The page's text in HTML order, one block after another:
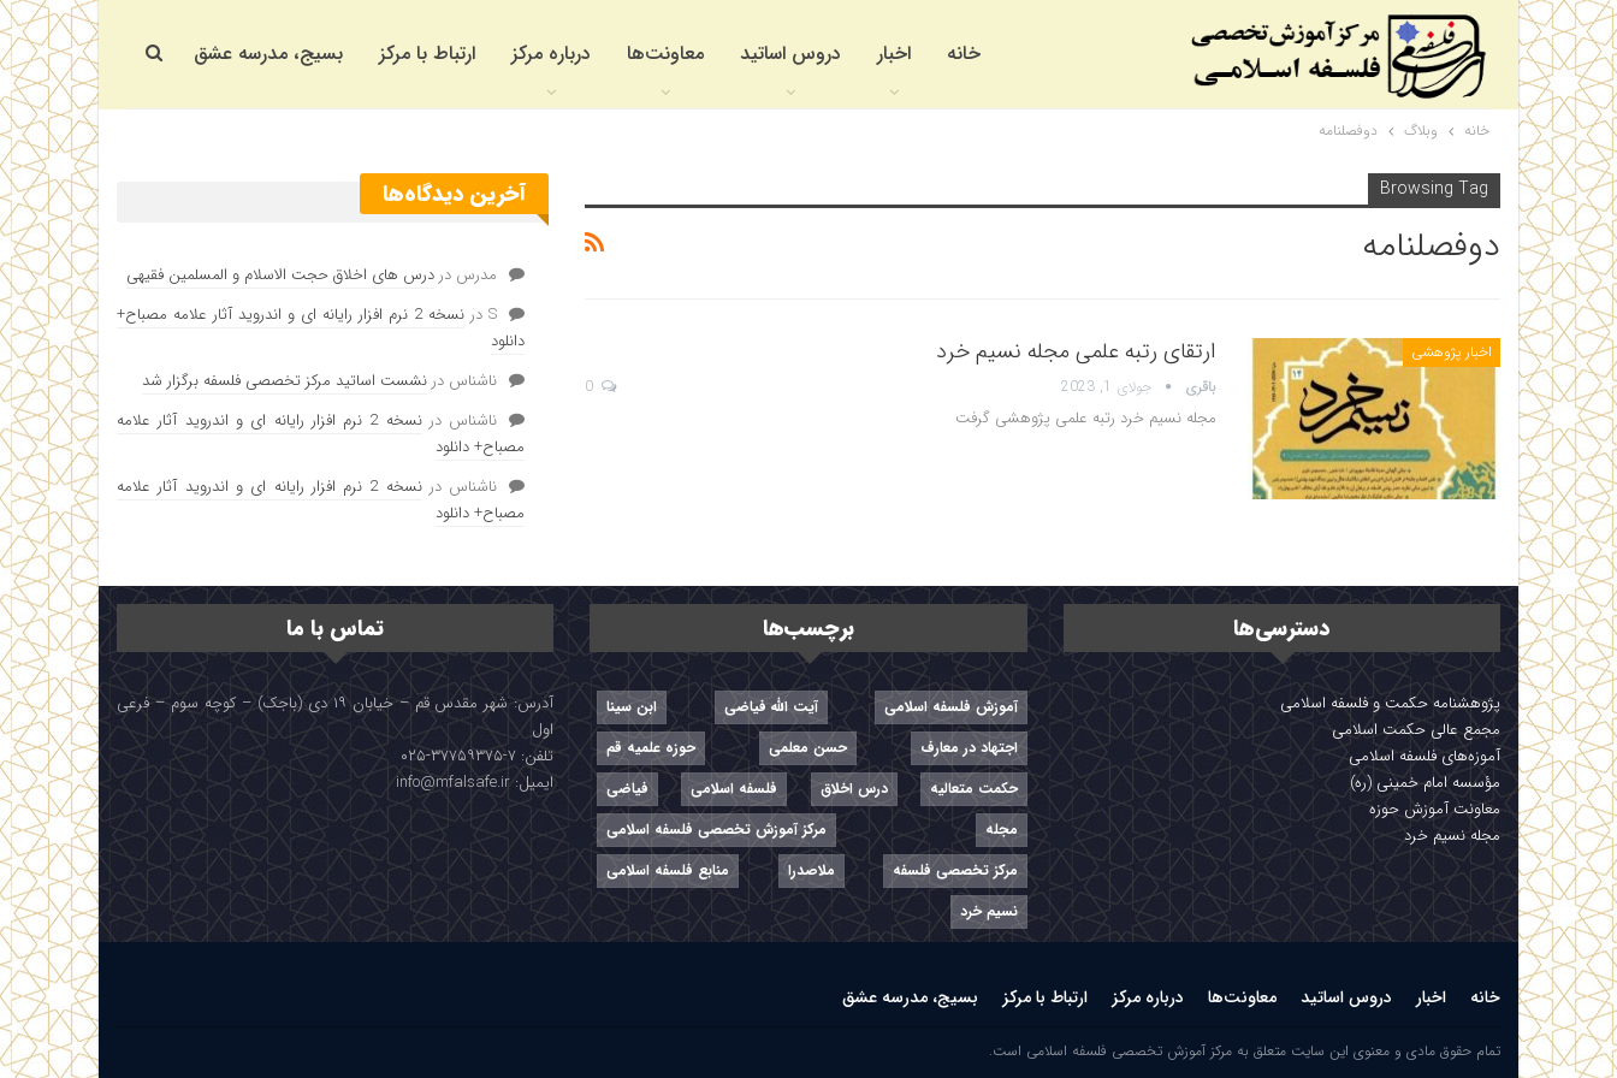
خانه اخبار دروس اساتید معاونت‌ها درباره مرکز ارتباط با مرکز بسیج، مدرسه عشق
خانه وبلاگ دوفصلنامه
Browsing Tag
دوفصلنامه
اخبار پژوهشی ارتقای رتبه علمی مجله نسیم خرد
باقری جولای 1, 2023
مجله نسیم خرد رتبه علمی پژوهشی گرفت
آخرین دیدگاه‌ها
مدرس در درس های اخلاق حجت الاسلام و المسلمین فقیهی
Sدر
نسخه 2 نرم افزار رایانه ای و اندروید آثار علامه مصباح+
دانلود
ناشناس در نشست اساتید مرکز تخصصی فلسفه برگزار شد
ناشناس در
نسخه 2 نرم افزار رایانه ای و اندروید آثار علامه
مصباح+ دانلود
ناشناس در
نسخه 2 نرم افزار رایانه ای و اندروید آثار علامه
مصباح+ دانلود
دسترسی‌ها
پژوهشنامه حکمت و فلسفه اسلامی
مجمع عالی حکمت اسلامی
آموزه‌های فلسفه اسلامی
مؤسسه امام خمینی (ره)
معاونت آموزش حوزه
مجله نسیم خرد
برچسب‌ها
آموزش فلسفه اسلامی آیت الله فیاضی
ابن سینا
اجتهاد در معارف
حسن معلمی
حوزه علمیه قم
حکمت متعالیه
درس اخلاق فلسفه اسلامی
فیاضی
مجله
مرکز آموزش تخصصی فلسفه اسلامی
مرکز تخصصی فلسفه
ملاصدرا
منابع فلسفه اسلامی
نسیم خرد
تماس با ما
آدرس: شهر مقدس قم – خیابان ۱۹ دی (باجک) – کوچه سوم – فرعی
اول
تلفن: ۷-۳۷۷۵۹۳۷۵-۰۲۵
ایمیل: info@mfalsafe.ir
خانه اخبار دروس اساتید معاونت‌ها درباره مرکز ارتباط با مرکز بسیج، مدرسه عشق
تمام حقوق مادی و معنوی این سایت متعلق به مرکز آموزش تخصصی فلسفه اسلامی است.